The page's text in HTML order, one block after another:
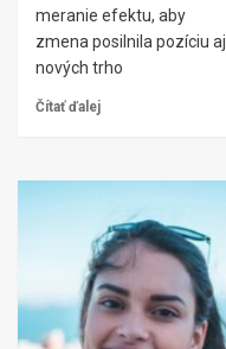
meranie efektu, aby
zmena posilnila pozíciu
nových trho
Čítať ďalej